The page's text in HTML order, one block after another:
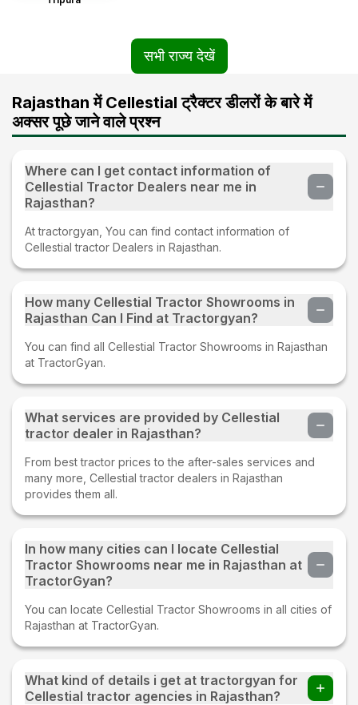
सभी राज्य देखें
Rajasthan में Cellestial ट्रैक्टर डीलरों के बारे में
अक्सर पूछे जाने वाले प्रश्न
Where can I get contact information of
Cellestial Tractor Dealers near me in
Rajasthan?
At tractorgyan, You can find contact information of
Cellestial tractor Dealers in Rajasthan.
How many Cellestial Tractor Showrooms in
Rajasthan Can I Find at Tractorgyan?
You can find all Cellestial Tractor Showrooms in Rajasthan
at TractorGyan.
What services are provided by Cellestial
tractor dealer in Rajasthan?
From best tractor prices to the after-sales services and
many more, Cellestial tractor dealers in Rajasthan
provides them all.
In how many cities can I locate Cellestial
Tractor Showrooms near me in Rajasthan at
TractorGyan?
You can locate Cellestial Tractor Showrooms in all cities of
Rajasthan at TractorGyan.
What kind of details i get at tractorgyan for
Cellestial tractor agencies in Rajasthan?